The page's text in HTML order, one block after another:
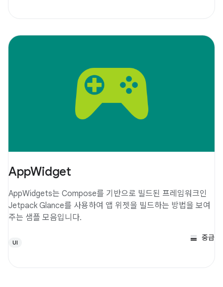
AppWidget
AppWidgets는 Compose를 기반으로 빌드된 프레임워크인
Jetpack Glance를 사용하여 앱 위젯을 빌드하는 방법을 보여
주는 샘플 모음입니다.
UI
중급